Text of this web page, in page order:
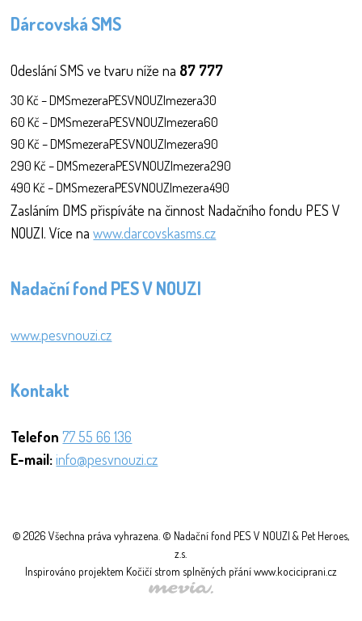
Dárcovská SMS
Odeslání SMS ve tvaru níže na 87 777
30 Kč – DMSmezeraPESVNOUZImezera30
60 Kč – DMSmezeraPESVNOUZImezera60
90 Kč – DMSmezeraPESVNOUZImezera90
290 Kč – DMSmezeraPESVNOUZImezera290
490 Kč – DMSmezeraPESVNOUZImezera490
Zasláním DMS přispíváte na činnost Nadačního fondu PES V
NOUZI. Více nawww.darcovskasms.cz
Nadační fond PES V NOUZI
www.pesvnouzi.cz
Kontakt
Telefon 77 55 66 136
E-mail: info@pesvnouzi.cz
© 2026 Všechna práva vyhrazena. © Nadační fond PES V NOUZI & Pet Heroes,
z.s.
Inspirováno projektem Kočičí strom splněných přání www.kociciprani.cz